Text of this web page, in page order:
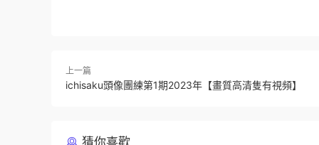
上一篇
ichisaku頭像團練第1期2023年【畫質高清隻有視頻】
猜你喜歡